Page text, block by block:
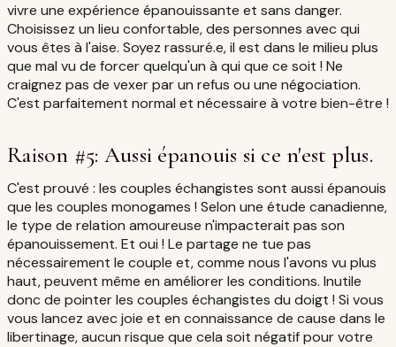
vivre une expérience épanouissante et sans danger.
Choisissez un lieu confortable, des personnes avec qui
vous êtes à l'aise. Soyez rassuré.e, il est dans le milieu plus
que mal vu de forcer quelqu'un à qui que ce soit ! Ne
craignez pas de vexer par un refus ou une négociation.
C'est parfaitement normal et nécessaire à votre bien-être !
Raison #5: Aussi épanouis si ce n'est plus.
C'est prouvé : les couples échangistes sont aussi épanouis
que les couples monogames ! Selon une étude canadienne,
le type de relation amoureuse n'impacterait pas son
épanouissement. Et oui ! Le partage ne tue pas
nécessairement le couple et, comme nous l'avons vu plus
haut, peuvent même en améliorer les conditions. Inutile
donc de pointer les couples échangistes du doigt ! Si vous
vous lancez avec joie et en connaissance de cause dans le
libertinage, aucun risque que cela soit négatif pour votre